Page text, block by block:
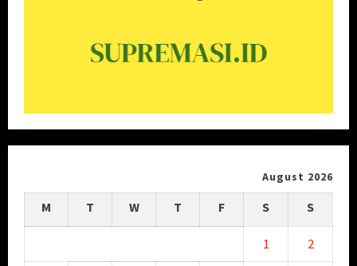
August 2026
M T W T F S S
1 2